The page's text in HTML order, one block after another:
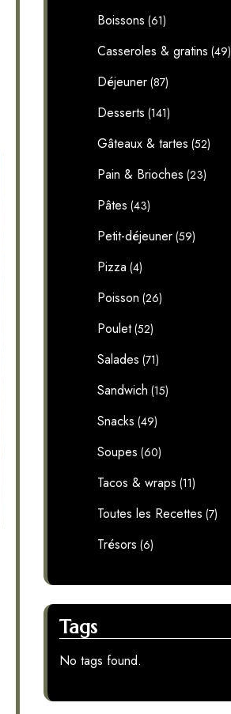
Boissons (61)
Casseroles & gratins (49)
Déjeuner (87)
Desserts (141)
Gâteaux & tartes (52)
Pain & Brioches (23)
Pâtes (43)
Petit-déjeuner (59)
Pizza (4)
Poisson (26)
Poulet(52)
Salades (71)
Sandwich (15)
Snacks (49)
Soupes (60)
Tacos & wraps (11)
Toutes les Recettes (7)
Trésors (6)
Tags
No tags found.